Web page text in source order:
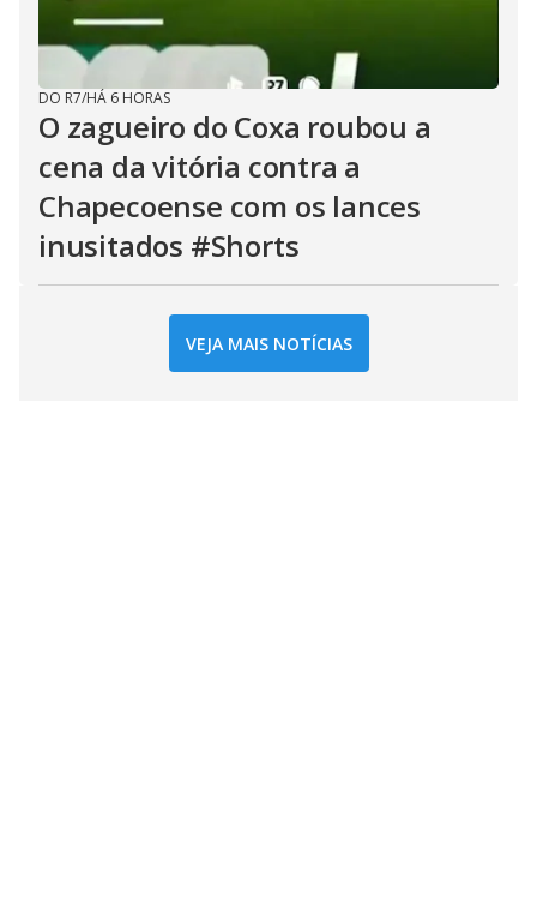
DO R7/HÁ 6 HORAS
O zagueiro do Coxa roubou a
cena da vitória contra a
Chapecoense com os lances
inusitados #Shorts
VEJA MAIS NOTÍCIAS